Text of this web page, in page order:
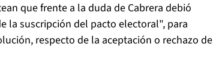
que frente a la duda de Cabrera debió
la suscripción del pacto electoral", para
respecto de la aceptación o rechazo de